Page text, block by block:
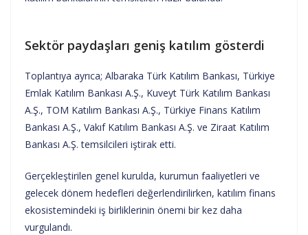
Sektör paydaşları geniş katılım gösterdi
Toplantıya ayrıca; Albaraka Türk Katılım Bankası, Türkiye
Emlak Katılım Bankası A.Ş., Kuveyt Türk Katılım Bankası
A.Ş., TOM Katılım Bankası A.Ş., Türkiye Finans Katılım
Bankası A.Ş., Vakıf Katılım Bankası A.Ş. ve Ziraat Katılım
Bankası A.Ş. temsilcileri iştirak etti.
Gerçekleştirilen genel kurulda, kurumun faaliyetleri ve
gelecek dönem hedefleri değerlendirilirken, katılım finans
ekosistemindeki iş birliklerinin önemi bir kez daha
vurgulandı.